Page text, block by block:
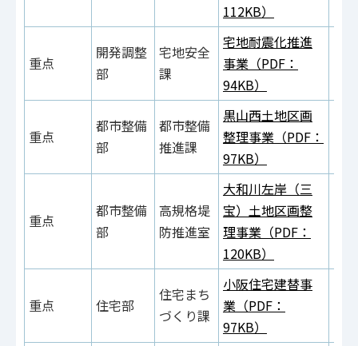
112KB）
重点
開発調整
部
宅地安全
課
宅地耐震化推進
事業（PDF：
94KB）
重点
都市整備
部
都市整備
推進課
黒山西土地区画
整理事業（PDF：
97KB）
重点
都市整備
部
高規格堤
防推進室
大和川左岸（三
宝）土地区画整
理事業（PDF：
120KB）
重点 住宅部
住宅まち
づくり課
小阪住宅建替事
業（PDF：
97KB）